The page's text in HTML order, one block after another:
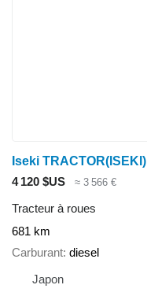
Iseki TRACTOR(ISEKI)
4 120 $US
≈ 3 566 €
Tracteur à roues
681 km
Carburant diesel
Japon